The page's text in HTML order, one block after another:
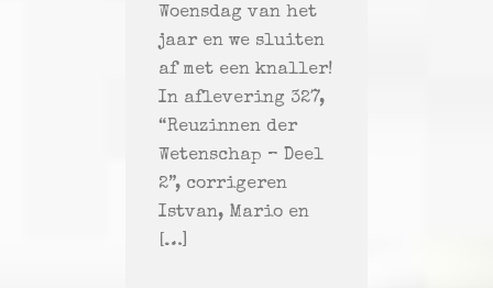
Woensdag van het
jaar en we sluiten
af met een knaller!
In aflevering 327,
“Reuzinnen der
Wetenschap – Deel
2”, corrigeren
Istvan, Mario en
[…]